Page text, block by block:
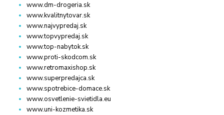
www.dm-drogeria.sk
www.kvalitnytovar.sk
www.najvypredaj.sk
www.topvypredaj.sk
www.top-nabytok.sk
www.proti-skodcom.sk
www.retromaxishop.sk
www.superpredajca.sk
www.spotrebice-domace.sk
www.osvetlenie-svietidla.eu
www.uni-kozmetika.sk